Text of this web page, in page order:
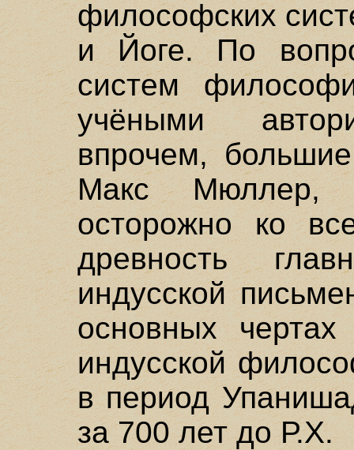
философских
и Йоге. По
систем
учёными
впрочем,
Макс Мюллер,
осторожно ко
древность
индусской
основных
индусской
в период
за 700 лет до Р.Х.